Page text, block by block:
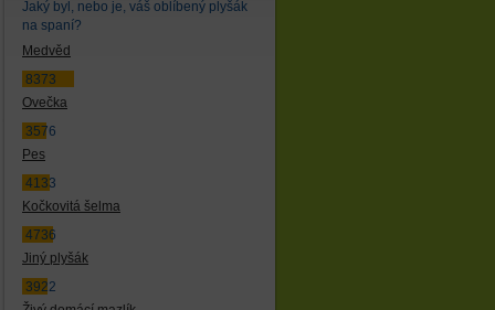
Jaký byl, nebo je, váš oblíbený plyšák
na spaní?
Medvěd
8373
Ovečka
3576
Pes
4133
Kočkovitá šelma
4736
Jiný plyšák
3922